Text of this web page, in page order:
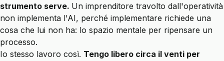
strumento serve. Un imprenditore travolto dall'operatività
non implementa l'AI, perché implementare richiede una
cosa che lui non ha: lo spazio mentale per ripensare un
processo.
Io stesso lavoro così. Tengo libero circa il venti per